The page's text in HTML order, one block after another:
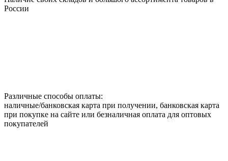
России
Различные способы оплаты:
наличные/банковская карта при получении, банковская карта
при покупке на сайте или безналичная оплата для оптовых
покупателей